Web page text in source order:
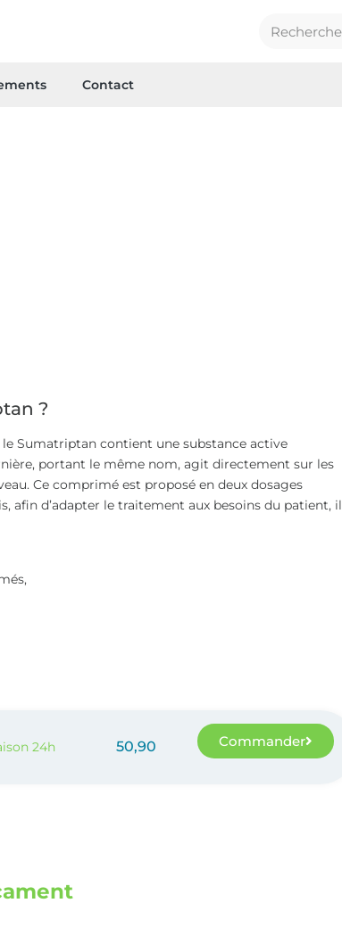
Contact
?
Sumatriptan contient une substance active
portant le même nom, agit directement sur les
Ce comprimé est proposé en deux dosages
afin d’adapter le traitement aux besoins du patient, il
24h 50,90 Commander